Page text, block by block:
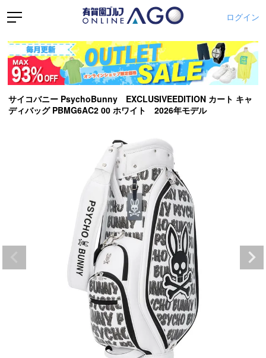
ログイン
サイコバニー PsychoBunny EXCLUSIVEEDITION カート キャ
ディバッグ PBMG6AC2 00 ホワイト 2026年モデル